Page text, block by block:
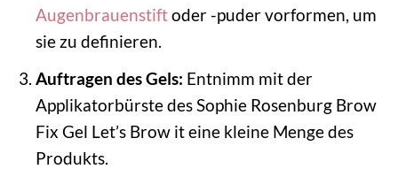
Augenbrauenstiftoder -puder vorformen, um
sie zu definieren.
Auftragen des Gels: Entnimm mit der
Applikatorbürste des Sophie Rosenburg Brow
Fix Gel Let’s Brow it eine kleine Menge des
Produkts.